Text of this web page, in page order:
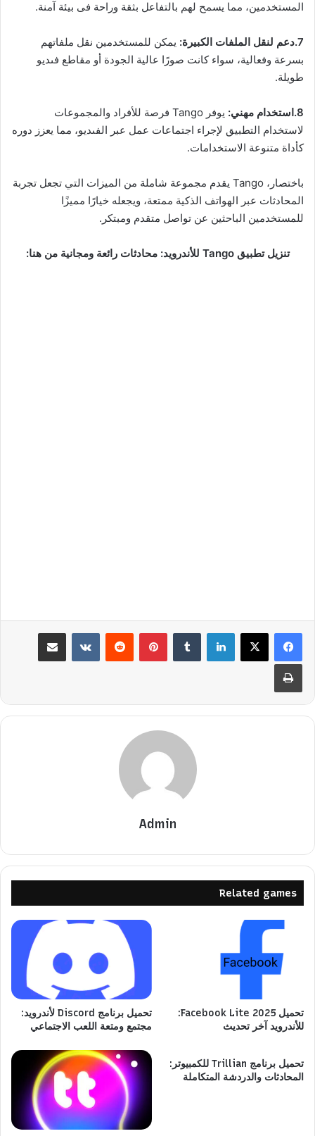
المستخدمين، مما يسمح لهم بالتفاعل بثقة وراحة فى بيئة آمنة.
7.دعم لنقل الملفات الكبيرة:
يمكن للمستخدمين نقل ملفاتهم
بسرعة وفعالية، سواء كانت صورًا عالية الجودة أو مقاطع فىديو
طويلة.
8.استخدام مهني:
يوفر Tango فرصة للأفراد والمجموعات
لاستخدام التطبيق لإجراء اجتماعات عمل عبر الفىديو، مما يعزز دوره
كأداة متنوعة الاستخدامات.
باختصار، Tango يقدم مجموعة شاملة من الميزات التي تجعل تجربة
المحادثات عبر الهواتف الذكية ممتعة، ويجعله خيارًا مميزًا
للمستخدمين الباحثين عن تواصل متقدم ومبتكر.
تنزيل تطبيق Tango للأندرويد: محادثات رائعة ومجانية من هنا:
لينكدإن بينتيريست مشاركة عبر البريد
طباعة
Admin
Related games
تحميل Facebook Lite 2025:
للأندرويد آخر تحديث
تحميل برنامج Discord لأندرويد:
مجتمع ومتعة اللعب الاجتماعي
تحميل برنامج Trillian للكمبيوتر:
المحادثات والدردشة المتكاملة